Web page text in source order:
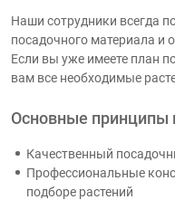
Наши сотрудники всегда
посадочного материала и
Если вы уже имеете план
вам все необходимые
Основные принципы
Качественный
Профессиональные
подборе растений